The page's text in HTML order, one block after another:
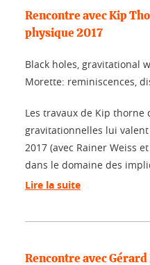
Rencontre avec Kip
physique 2017
Black holes, gravitational
Morette: reminiscences,
Les travaux de Kip thorne
gravitationnelles lui
2017 (avec Rainer Weiss
dans le domaine des
Lire la suite
Rencontre avec